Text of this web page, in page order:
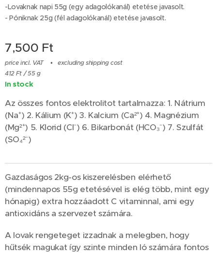
-Lovaknak napi 55g (egy adagolókanál) etetése javasolt.
- Póniknak 25g (fél adagolókanál) etetése javasolt.
7,500 Ft
price incl. VAT
excluding shipping cost
412 Ft / 55 g
In stock
Az összes fontos elektrolitot tartalmazza: 1. Nátrium
(Na⁺) 2. Kálium (K⁺) 3. Kalcium (Ca²⁺) 4. Magnézium
(Mg²⁺) 5. Klorid (Cl⁻) 6. Bikarbonát (HCO₃⁻) 7. Szulfát
(SO₄²⁻)
Gazdaságos 2kg-os kiszerelésben elérhető
(mindennapos 55g etetésével is elég több, mint egy
hónapig) extra hozzáadott C vitaminnal, ami egy
antioxidáns a szervezet számára.
A lovak rengeteget izzadnak a melegben, hogy
hűtsék magukat így szinte minden ló számára fontos